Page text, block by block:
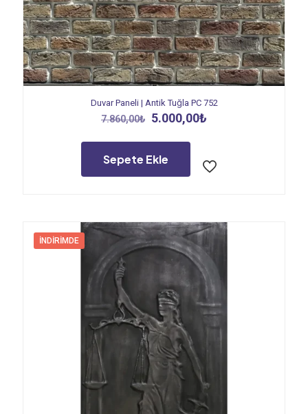
Duvar Paneli | Antik Tuğla PC 752
7.860,00₺ Orijinal
7.860,00₺.
5.000,00₺
Sepete Ekle
İNDIRIMDE